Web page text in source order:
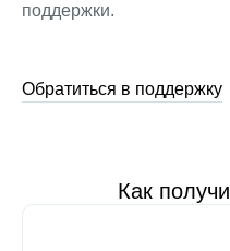
поддержки.
Обратиться в поддержку
Как